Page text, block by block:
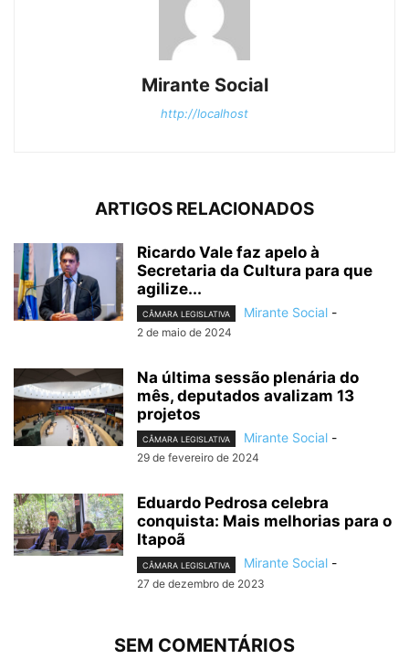
Mirante Social
http://localhost
ARTIGOS RELACIONADOS
Ricardo Vale faz apelo à
Secretaria da Cultura para que
agilize...
CÂMARA LEGISLATIVA Mirante Social -
2 de maio de 2024
Na última sessão plenária do
mês, deputados avalizam 13
projetos
CÂMARA LEGISLATIVA Mirante Social -
29 de fevereiro de 2024
Eduardo Pedrosa celebra
conquista: Mais melhorias para o
Itapoã
CÂMARA LEGISLATIVA Mirante Social -
27 de dezembro de 2023
SEM COMENTÁRIOS